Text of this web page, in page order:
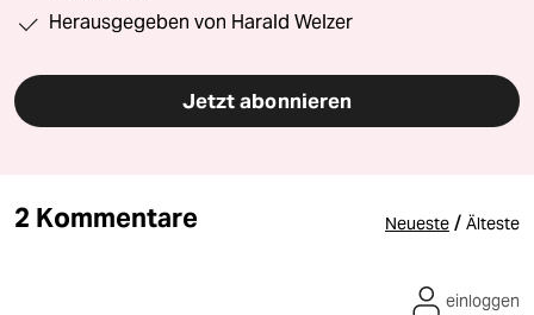
Herausgegeben von Harald Welzer
Jetzt abonnieren
2 Kommentare Neueste / Älteste
einloggen